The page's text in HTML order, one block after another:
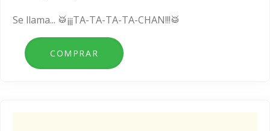
Se llama... 🥁¡¡¡TA-TA-TA-TA-CHAN!!!🥁